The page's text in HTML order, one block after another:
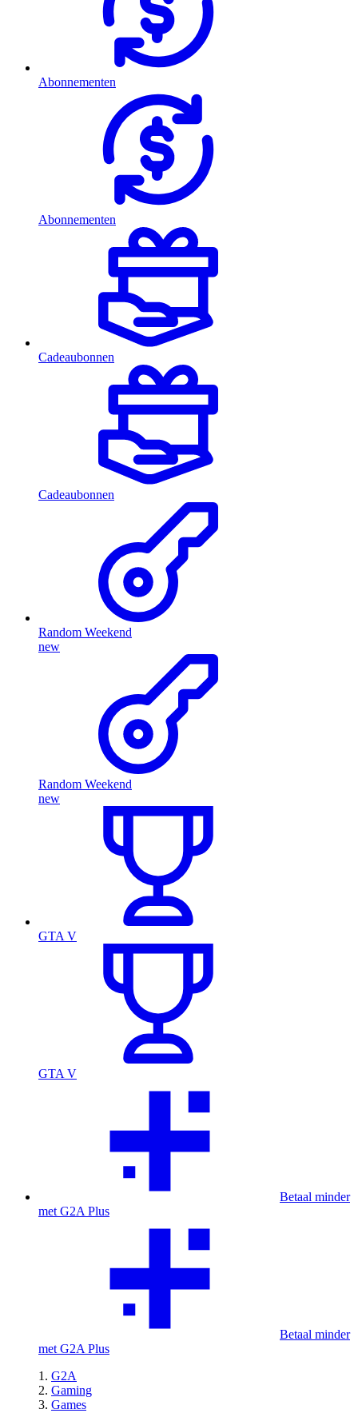
Abonnementen
Abonnementen
Cadeaubonnen
Cadeaubonnen
Random Weekend
new
Random Weekend
new
GTA V
GTA V
Betaal minder
met G2A Plus
Betaal minder
met G2A Plus
G2A
Gaming
Games